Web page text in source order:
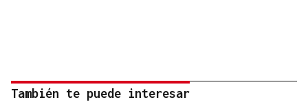
También te puede interesar